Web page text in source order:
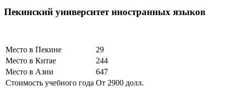
Пекинский университет иностранных языков
Место в Пекине
29
Место в Китае
244
Место в Азии
647
Стоимость учебного года От 2900 долл.